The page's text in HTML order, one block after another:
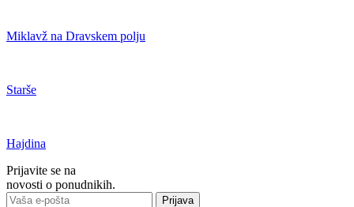
Miklavž na Dravskem polju
Starše
Hajdina
Prijavite se na
novosti o ponudnikih.
Prijava